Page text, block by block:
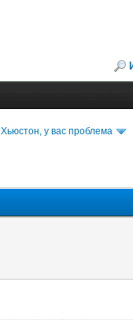
Хьюстон, у вас проблема